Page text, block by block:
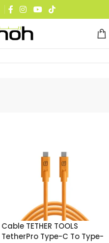
Cable TETHER TOOLS
TetherPro Type-C To Type-